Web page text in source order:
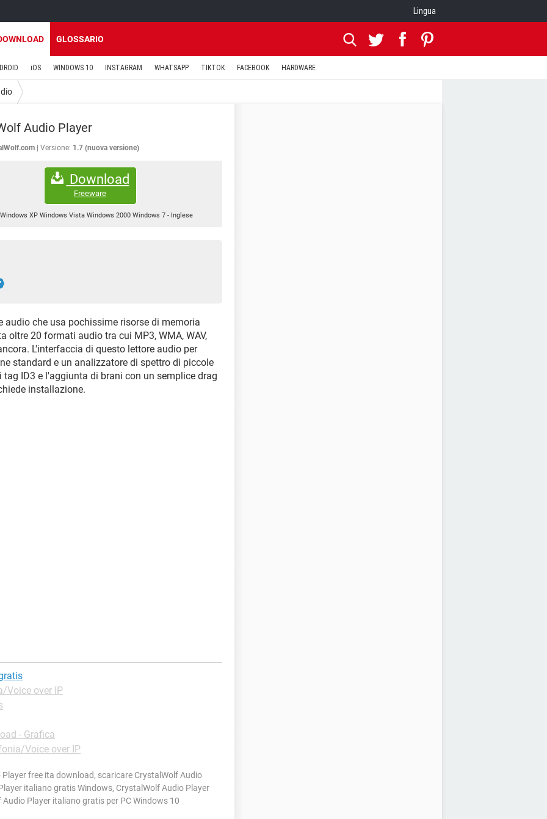
Lingua
GLOSSARIO
iOS WINDOWS 10 INSTAGRAM WHATSAPP TIKTOK FACEBOOK HARDWARE
Audio Player
Versione: 1.7 (nuova versione)
Download
Freeware
Windows XP Windows Vista Windows 2000 Windows 7 - Inglese
audio che usa pochissime risorse di memoria
oltre 20 formati audio tra cui MP3, WMA, WAV,
L'interfaccia di questo lettore audio per
standard e un analizzatore di spettro di piccole
ID3 e l'aggiunta di brani con un semplice drag
installazione.
Voice over IP
- Grafica
Voice over IP
free ita download, scaricare CrystalWolf Audio
italiano gratis Windows, CrystalWolf Audio Player
Player italiano gratis per PC Windows 10